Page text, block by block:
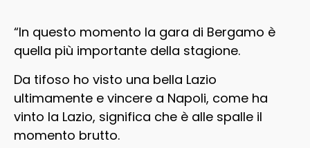
“In questo momento la gara di Bergamo è
quella più importante della stagione.
Da tifoso ho visto una bella Lazio
ultimamente e vincere a Napoli, come ha
vinto la Lazio, significa che è alle spalle il
momento brutto.